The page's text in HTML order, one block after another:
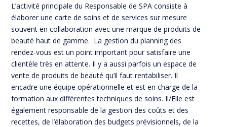
L’activité principale du Responsable de SPA consiste à
élaborer une carte de soins et de services sur mesure
souvent en collaboration avec une marque de produits de
beauté haut de gamme. La gestion du planning des
rendez-vous est un point important pour satisfaire une
clientèle très en attente. Il y a aussi parfois un espace de
vente de produits de beauté qu’il faut rentabiliser. Il
encadre une équipe opérationnelle et est en charge de la
formation aux différentes techniques de soins. Il/Elle est
également responsable de la gestion des coûts et des
recettes, de l’élaboration des budgets prévisionnels, de la